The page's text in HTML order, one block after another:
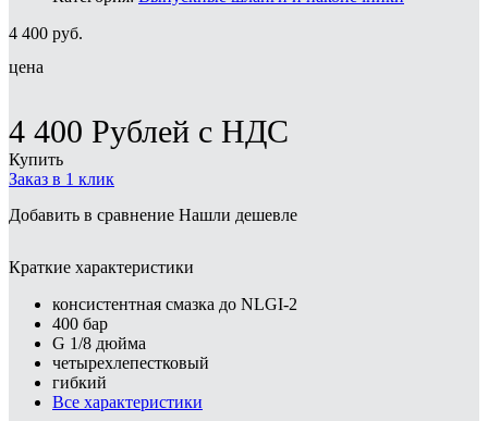
4 400 руб.
цена
4 400 Рублей с НДС
Купить
Заказ в 1 клик
Добавить в сравнение Нашли дешевле
Краткие характеристики
консистентная смазка до NLGI-2
400 бар
G 1/8 дюйма
четырехлепестковый
гибкий
Все характеристики